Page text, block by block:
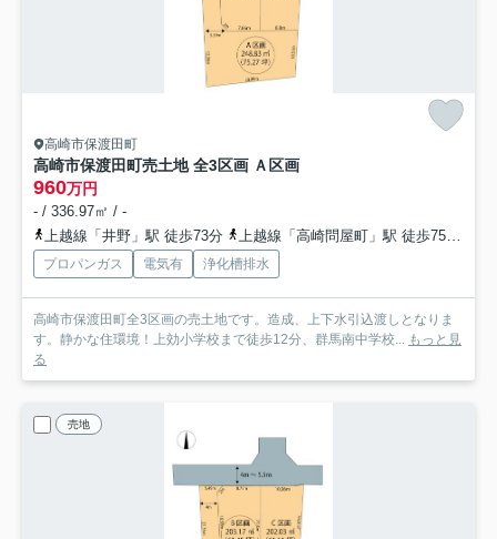
高崎市保渡田町
高崎市保渡田町売土地 全3区画 Ａ区画
960万円
- / 336.97㎡ / -
上越線「井野」駅 徒歩73分
上越線「高崎問屋町」駅 徒歩75分
プロパンガス 電気有 浄化槽排水
高崎市保渡田町全3区画の売土地です。造成、上下水引込渡しとなりま
す。静かな住環境！上効小学校まで徒歩12分、群馬南中学校... もっと見
る
売地